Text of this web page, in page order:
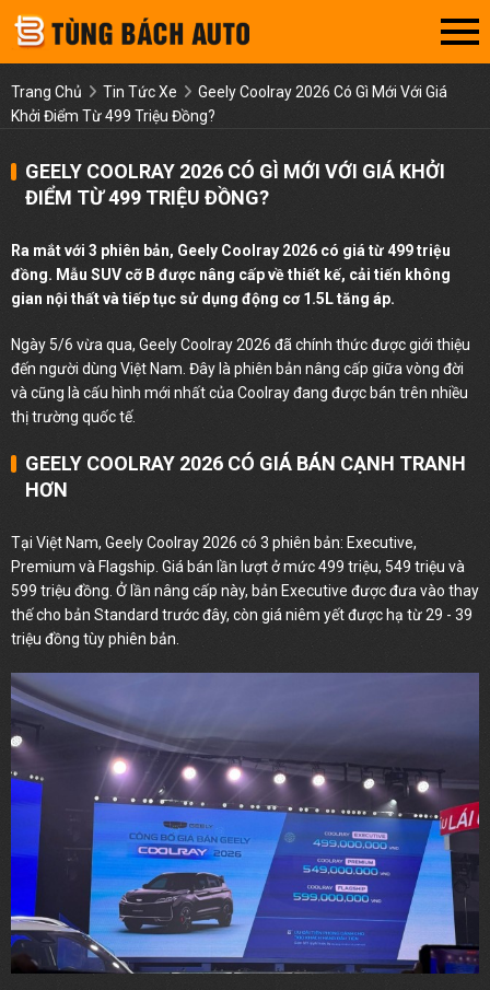
Trang Chủ Tin Tức Xe
Geely Coolray 2026 Có Gì Mới Với Giá
Khởi Điểm Từ 499 Triệu Đồng?
GEELY COOLRAY 2026 CÓ GÌ MỚI VỚI GIÁ KHỞI
ĐIỂM TỪ 499 TRIỆU ĐỒNG?
Ra mắt với 3 phiên bản, Geely Coolray 2026 có giá từ 499 triệu
đồng. Mẫu SUV cỡ B được nâng cấp về thiết kế, cải tiến không
gian nội thất và tiếp tục sử dụng động cơ 1.5L tăng áp.
Ngày 5/6 vừa qua, Geely Coolray 2026 đã chính thức được giới thiệu
đến người dùng Việt Nam. Đây là phiên bản nâng cấp giữa vòng đời
và cũng là cấu hình mới nhất của Coolray đang được bán trên nhiều
thị trường quốc tế.
GEELY COOLRAY 2026 CÓ GIÁ BÁN CẠNH TRANH
HƠN
Tại Việt Nam, Geely Coolray 2026 có 3 phiên bản: Executive,
Premium và Flagship. Giá bán lần lượt ở mức 499 triệu, 549 triệu và
599 triệu đồng. Ở lần nâng cấp này, bản Executive được đưa vào thay
thế cho bản Standard trước đây, còn giá niêm yết được hạ từ 29 - 39
triệu đồng tùy phiên bản.